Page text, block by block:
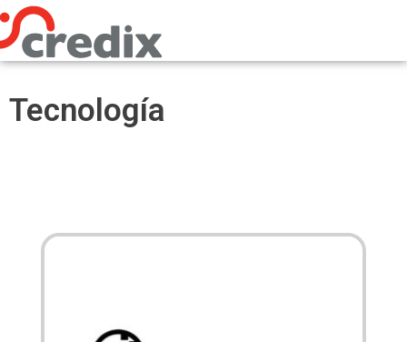
Omitir
ir
al
Tecnología